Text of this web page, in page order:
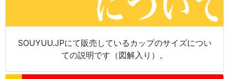
SOUYUU.JPにて販売しているカップのサイズについ
ての説明です（図解入り）。